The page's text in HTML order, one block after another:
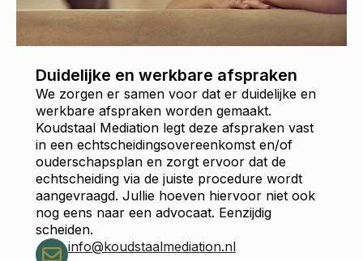
Duidelijke en werkbare afspraken
We zorgen er samen voor dat er duidelijke en
werkbare afspraken worden gemaakt.
Koudstaal Mediation legt deze afspraken vast
in een echtscheidingsovereenkomst en/of
ouderschapsplan en zorgt ervoor dat de
echtscheiding via de juiste procedure wordt
aangevraagd. Jullie hoeven hiervoor niet ook
nog eens naar een advocaat. Eenzijdig
scheiden.
info@koudstaalmediation.nl